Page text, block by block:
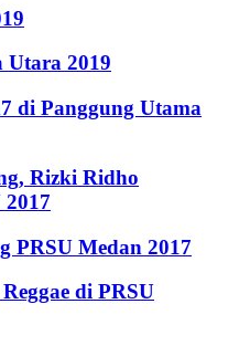
Utara 2019
di Panggung Utama
Rizki Ridho
PRSU Medan 2017
di PRSU